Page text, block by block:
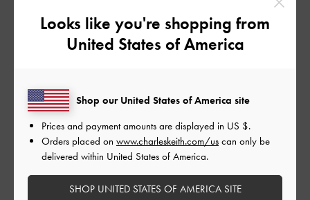
フィルター
並べ替え
ご利用者様
夏にぴったりで可愛いです、歩
きやすい！
2026-05-13
Looks like you're shopping from
United States of America
Shop our United States of America site
Prices and payment amounts are displayed in US $.
Orders placed on www.charleskeith.com/us can only be
delivered within United States of America.
SHOP UNITED STATES OF AMERICA SITE